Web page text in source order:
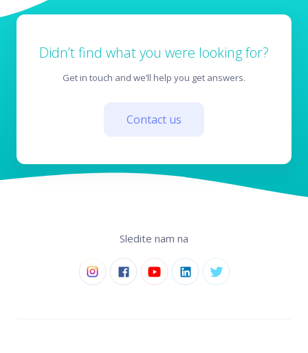
Didn’t find what you were looking for?
Get in touch and we’ll help you get answers.
Contact us
Sledite nam na